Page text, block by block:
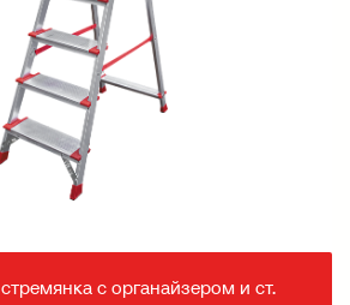
с органайзером и ст.